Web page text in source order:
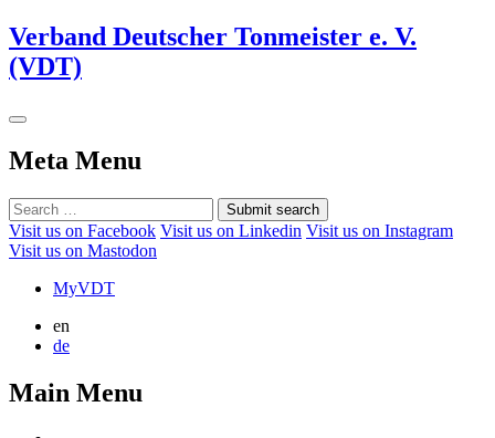
Verband Deutscher Tonmeister e. V.
(VDT)
Meta Menu
Submit search
Visit us on Facebook Visit us on Linkedin Visit us on Instagram
Visit us on Mastodon
MyVDT
en
de
Main Menu